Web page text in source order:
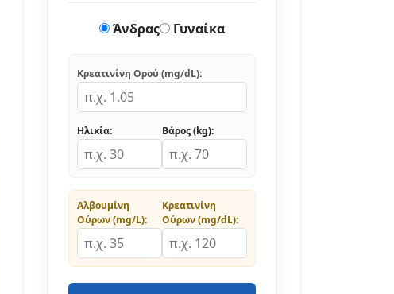
Άνδρας Γυναίκα
Κρεατινίνη Ορού (mg/dL):
Ηλικία: Βάρος (kg):
Αλβουμίνη
Ούρων (mg/L):
Κρεατινίνη
Ούρων (mg/dL):